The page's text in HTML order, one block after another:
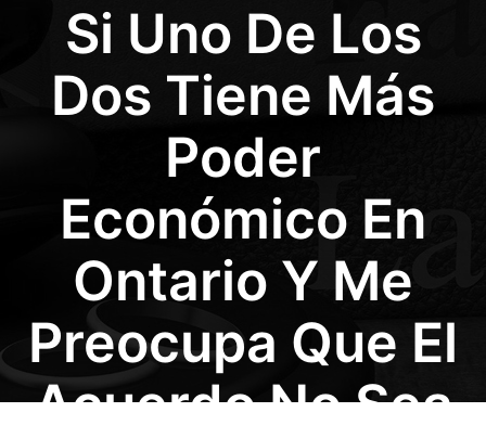
Si Uno De Los
Dos Tiene Más
Poder
Económico En
Ontario Y Me
Preocupa Que El
Acuerdo No Sea